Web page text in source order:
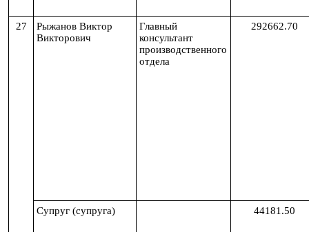
27
Рыжанов Виктор
Викторович
Главный
консультант
производственного
отдела
292662.70
Супруг (супруга) 44181.50